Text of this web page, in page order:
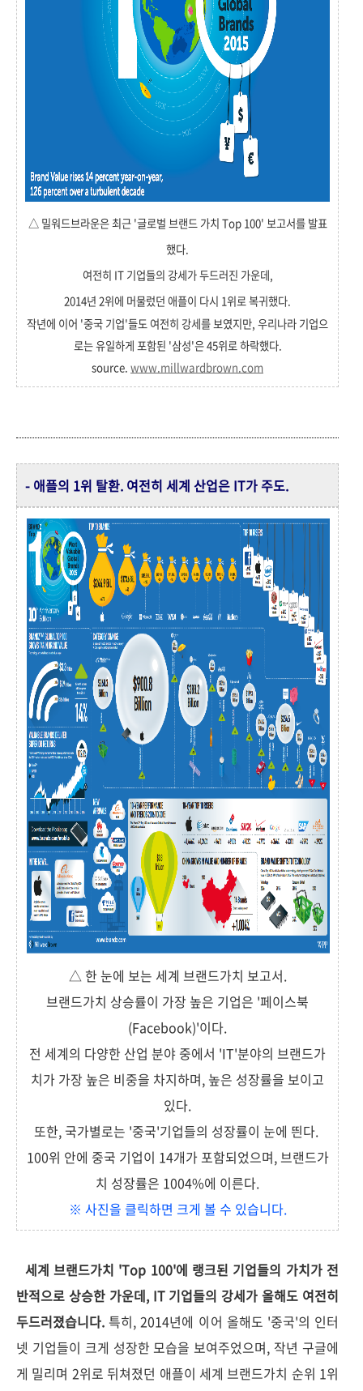
△ 밀워드브라운은 최근 '글로벌 브랜드 가치 Top 100' 보고서를 발표
했다.
여전히 IT 기업들의 강세가 두드러진 가운데,
2014년 2위에 머물렀던 애플이 다시 1위로 복귀했다.
작년에 이어 '중국 기업'들도 여전히 강세를 보였지만, 우리나라 기업으
로는 유일하게 포함된 '삼성'은 45위로 하락했다.
source. www.millwardbrown.com
- 애플의 1위 탈환. 여전히 세계 산업은 IT가 주도.
△ 한 눈에 보는 세계 브랜드가치 보고서.
브랜드가치 상승률이 가장 높은 기업은 '페이스북
(Facebook)'이다.
전 세계의 다양한 산업 분야 중에서 'IT'분야의 브랜드가
치가 가장 높은 비중을 차지하며, 높은 성장률을 보이고
있다.
또한, 국가별로는 '중국'기업들의 성장률이 눈에 띈다.
100위 안에 중국 기업이 14개가 포함되었으며, 브랜드가
치 성장률은 1004%에 이른다.
※ 사진을 클릭하면 크게 볼 수 있습니다.
세계 브랜드가치 'Top 100'에 랭크된 기업들의 가치가 전
반적으로 상승한 가운데, IT 기업들의 강세가 올해도 여전히
두드러졌습니다. 특히, 2014년에 이어 올해도 '중국'의 인터
넷 기업들이 크게 성장한 모습을 보여주었으며, 작년 구글에
게 밀리며 2위로 뒤쳐졌던 애플이 세계 브랜드가치 순위 1위